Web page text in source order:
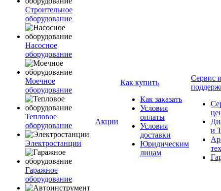
Строительное
оборудование
Насосное
оборудование
Моечное
оборудование
Тепловое
оборудование
Электростанции
Гаражное
оборудование
Акции
Как купить
Как заказать
Условия
оплаты
Условия
доставки
Юридическим
лицам
Сервис
и